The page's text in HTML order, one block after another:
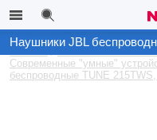
Каталог Автомобильные
Современные "умные"
беспроводные TUNE
Наушники JBL